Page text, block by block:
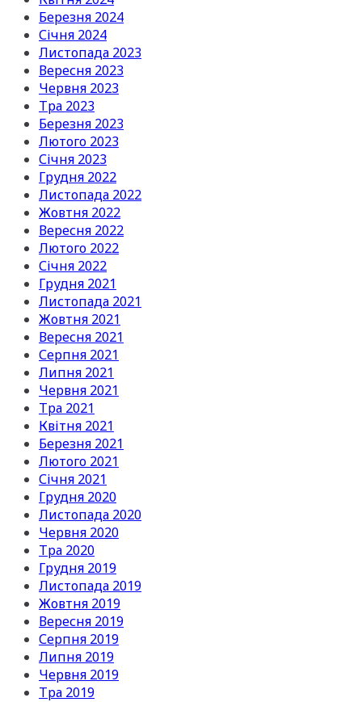
Березня 2024
Січня 2024
Листопада 2023
Вересня 2023
Червня 2023
Тра 2023
Березня 2023
Лютого 2023
Січня 2023
Грудня 2022
Листопада 2022
Жовтня 2022
Вересня 2022
Лютого 2022
Січня 2022
Грудня 2021
Листопада 2021
Жовтня 2021
Вересня 2021
Серпня 2021
Липня 2021
Червня 2021
Тра 2021
Квітня 2021
Березня 2021
Лютого 2021
Січня 2021
Грудня 2020
Листопада 2020
Червня 2020
Тра 2020
Грудня 2019
Листопада 2019
Жовтня 2019
Вересня 2019
Серпня 2019
Липня 2019
Червня 2019
Тра 2019